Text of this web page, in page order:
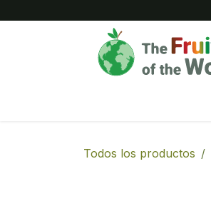
Todos los productos